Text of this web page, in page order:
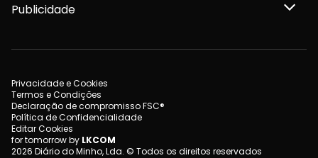
Publicidade
Privacidade e Cookies
Termos e Condições
Declaração de compromisso FSC®
Política de Confidencialidade
Editar Cookies
for tomorrow by LKCOM
2026 Diário do Minho, Lda. © Todos os direitos reservados